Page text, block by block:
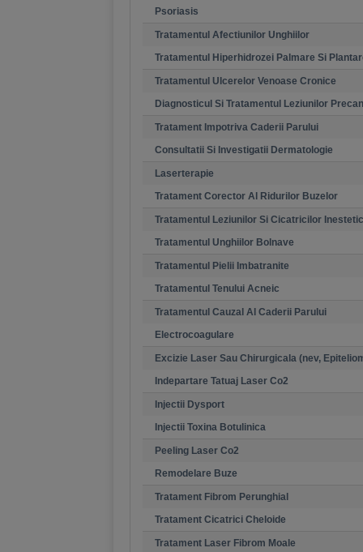
Psoriasis
Tratamentul Afectiunilor Unghiilor
Tratamentul Hiperhidrozei Palmare Si
Tratamentul Ulcerelor Venoase Cronice
Diagnosticul Si Tratamentul Leziunilor
Tratament Impotriva Caderii Parului
Consultatii Si Investigatii Dermatologie
Laserterapie
Tratament Corector Al Ridurilor Buzelor
Tratamentul Leziunilor Si Cicatricilor
Tratamentul Unghiilor Bolnave
Tratamentul Pielii Imbatranite
Tratamentul Tenului Acneic
Tratamentul Cauzal Al Caderii Parului
Electrocoagulare
Excizie Laser Sau Chirurgicala (nev,
Indepartare Tatuaj Laser Co2
Injectii Dysport
Injectii Toxina Botulinica
Peeling Laser Co2
Remodelare Buze
Tratament Fibrom Perunghial
Tratament Cicatrici Cheloide
Tratament Laser Fibrom Moale